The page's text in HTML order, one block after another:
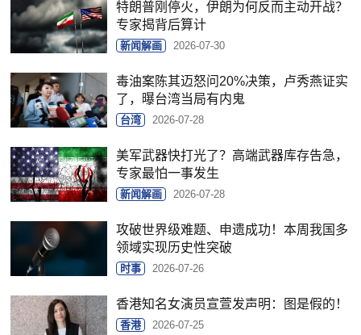
特朗普刚停火，伊朗为何反而主动开战？
专家揭背后算计
新闻解画 2026-07-30
毒油案陈其迈怒问20%决策，卢秀燕证实
了，曝台湾当局有内鬼
台湾 2026-07-28
美军武器快打光了？高端武器库存告急，
专家最怕一事发生
新闻解画 2026-07-28
攻破世界级难题、申遗成功！本周我国多
领域实现历史性突破
时事 2026-07-26
香港知名女演员宣萱发声明：图是假的！
香港 2026-07-25